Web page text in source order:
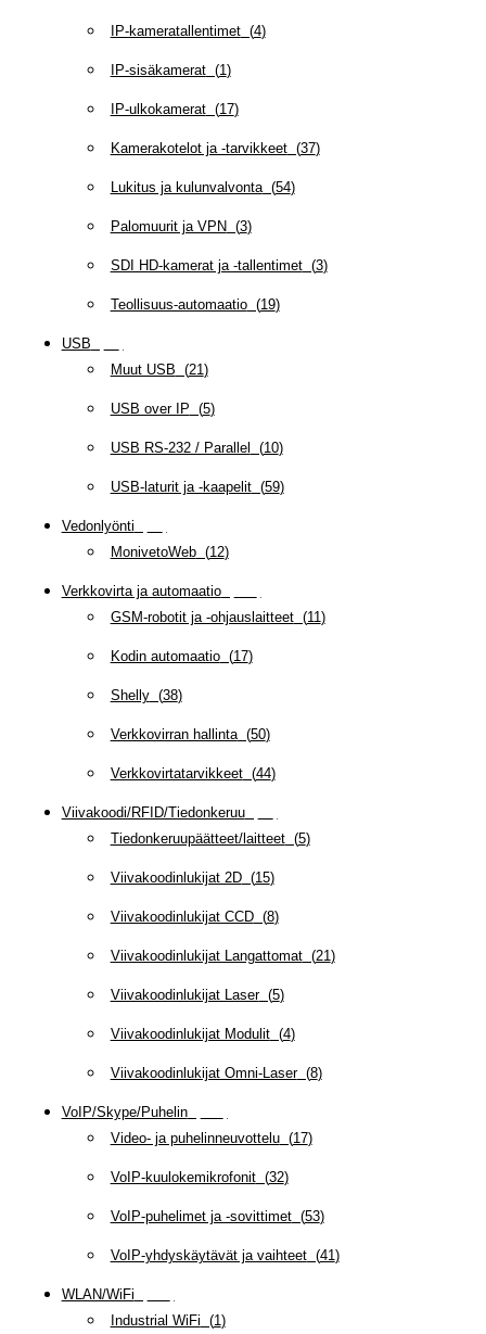
IP-kameratallentimet(4)
IP-sisäkamerat(1 )
IP-ulkokamerat(17)
Kamerakotelot ja -tarvikkeet(37)
Lukitus ja kulunvalvonta(54)
Palomuurit ja VPN (3)
SDI HD-kamerat ja -tallentimet(3)
Teollisuus-automaatio(19)
USB
Muut USB (21 )
USB over IP (5)
USB RS-232 / Parallel (10)
USB-laturit ja -kaapelit(59)
Vedonlyönti
MonivetoWeb(12)
Verkkovirta ja automaatio(
GSM-robotit ja -ohjauslaitteet(11 )
Kodin automaatio(17)
Shelly(38)
Verkkovirran hallinta(50)
Verkkovirtatarvikkeet(44)
Viivakoodi/RFID/Tiedonkeruu(
Tiedonkeruupäätteet/laitteet(5)
Viivakoodinlukijat 2D(15)
Viivakoodinlukijat CCD(8)
Viivakoodinlukijat Langattomat(21 )
Viivakoodinlukijat Laser(5)
Viivakoodinlukijat Modulit(4)
Viivakoodinlukijat Omni-Laser(8)
VoIP/Skype/Puhelin(
Video- ja puhelinneuvottelu(17)
VoIP-kuulokemikrofonit(32)
VoIP-puhelimet ja -sovittimet(53)
VoIP-yhdyskäytävät ja vaihteet(41 )
WLAN/WiFi
Industrial WiFi (1 )